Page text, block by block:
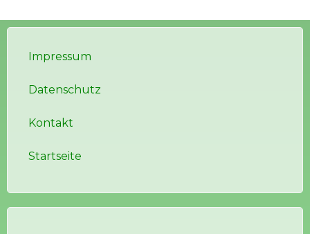
Impressum
Datenschutz
Kontakt
Startseite